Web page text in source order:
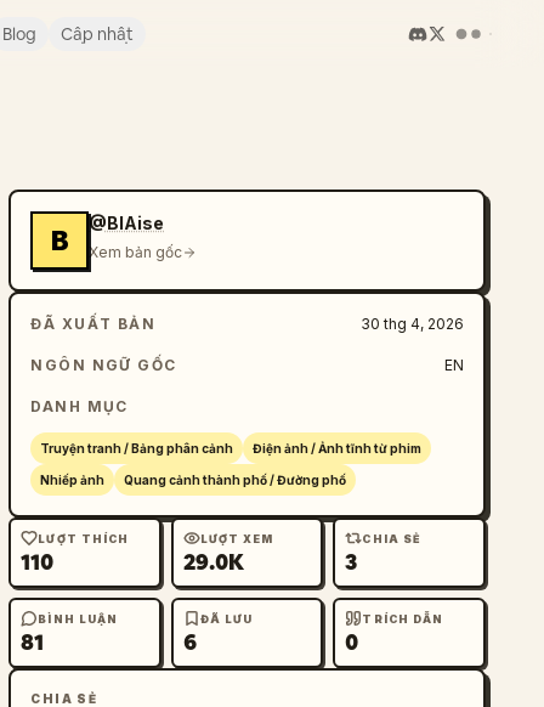
Blog Cập nhật
B
@BlAise
Xem bản gốc
ĐÃ XUẤT BẢN 30 thg 4, 2026
NGÔN NGỮ GỐC EN
DANH MỤC
Truyện tranh / Bảng phân cảnh Điện ảnh / Ảnh tĩnh từ phim
Nhiếp ảnh Quang cảnh thành phố / Đường phố
LƯỢT THÍCH
110
LƯỢT XEM
29.0K
CHIA SẺ
3
BÌNH LUẬN
81
ĐÃ LƯU
6
TRÍCH DẪN
0
CHIA SẺ